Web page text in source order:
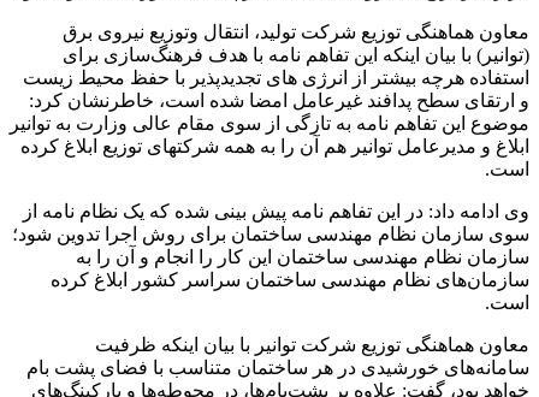
معاون هماهنگی توزیع شرکت تولید، انتقال وتوزیع نیروی برق
(توانیر) با بیان اینکه این تفاهم نامه با هدف فرهنگ‌سازی برای
استفاده هرچه بیشتر از انرژی های تجدیدپذیر با حفظ محیط زیست
و ارتقای سطح پدافند غیرعامل امضا شده است، خاطرنشان کرد:
موضوع این تفاهم نامه به تازگی از سوی مقام عالی وزارت به توانیر
ابلاغ و مدیرعامل توانیر هم آن را به همه شرکتهای توزیع ابلاغ کرده
است.
وی ادامه داد: در این تفاهم نامه پیش بینی شده که یک نظام نامه از
سوی سازمان نظام مهندسی ساختمان برای روش اجرا تدوین شود؛
سازمان نظام مهندسی ساختمان این کار را انجام و آن را به
سازمان‌های نظام مهندسی ساختمان سراسر کشور ابلاغ کرده
است.
معاون هماهنگی توزیع شرکت توانیر با بیان اینکه ظرفیت
سامانه‌های خورشیدی در هر ساختمان متناسب با فضای پشت بام
خواهد بود، گفت: علاوه بر پشت‌بام‌ها، در محوطه‌ها و پارکینگ‌های